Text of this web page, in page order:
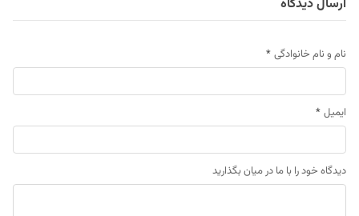
ارسال دیدگاه
نام و نام خانوادگی *
ایمیل *
دیدگاه خود را با ما در میان بگذارید